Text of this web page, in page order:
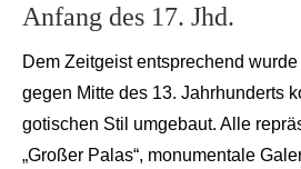
Anfang des 17. Jhd.
Dem Zeitgeist entsprechend
gegen Mitte des 13. Jahrhunderts
gotischen Stil umgebaut. Alle
„Großer Pal as“, monumentale